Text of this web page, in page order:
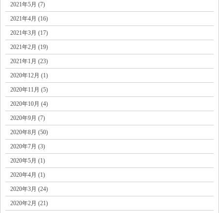
2021年5月 (7)
2021年4月 (16)
2021年3月 (17)
2021年2月 (19)
2021年1月 (23)
2020年12月 (1)
2020年11月 (5)
2020年10月 (4)
2020年9月 (7)
2020年8月 (50)
2020年7月 (3)
2020年5月 (1)
2020年4月 (1)
2020年3月 (24)
2020年2月 (21)